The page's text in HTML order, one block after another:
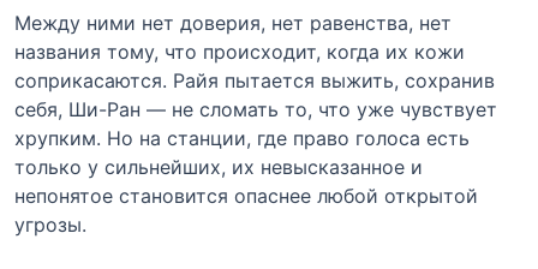
Между ними нет доверия, нет равенства, нет
названия тому, что происходит, когда их кожи
соприкасаются. Райя пытается выжить, сохранив
себя, Ши-Ран — не сломать то, что уже чувствует
хрупким. Но на станции, где право голоса есть
только у сильнейших, их невысказанное и
непонятое становится опаснее любой открытой
угрозы.